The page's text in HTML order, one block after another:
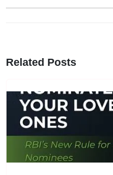
Related Posts